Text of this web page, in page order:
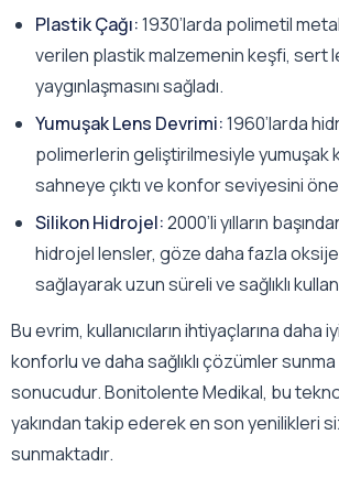
Plastik Çağı:1930’larda polimetil
verilen plastik malzemenin keşfi, sert
yaygınlaşmasını sağladı.
Yumuşak Lens Devrimi:1960’larda
polimerlerin geliştirilmesiyle yumuşak
sahneye çıktı ve konfor seviyesini
Silikon Hidrojel:2000’li yılların
hidrojel lensler, göze daha fazla
sağlayarak uzun süreli ve sağlıklı
Bu evrim, kullanıcıların ihtiyaçlarına daha
konforlu ve daha sağlıklı çözümler sunma
sonucudur. Bonitolente Medikal, bu
yakından takip ederek en son yenilikleri
sunmaktadır.